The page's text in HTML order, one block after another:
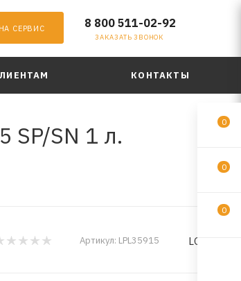
СЕРВИС 8 800 511-02-92
ЗАКАЗАТЬ ЗВОНОК
КОНТАКТЫ
SP/SN 1 л.
Артикул: LPL35915 LOPAL
0
0
0